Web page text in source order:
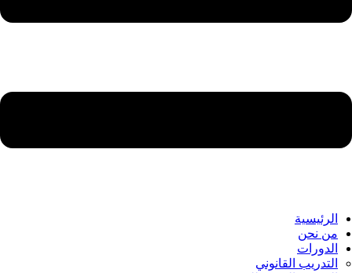
الرئيسية
من نحن
الدورات
التدريب القانوني